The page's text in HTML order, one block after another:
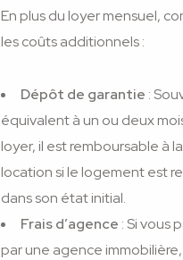
En plus du loyer mensuel,
les coûts additionnels :
Dépôt de garantie :
équivalent à un ou deux
loyer, il est remboursable à
location si le logement est
dans son état initial.
Frais d’agence : Si vous
par une agence